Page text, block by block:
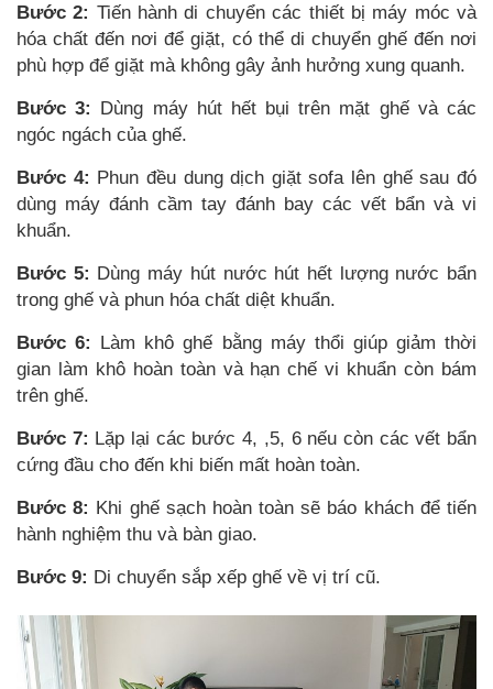
Bước 2: Tiến hành di chuyển các thiết bị máy móc và
hóa chất đến nơi để giặt, có thể di chuyển ghế đến nơi
phù hợp để giặt mà không gây ảnh hưởng xung quanh.
Bước 3:
Dùng máy hút hết bụi trên mặt ghế và các
ngóc ngách của ghế.
Bước 4: Phun đều dung dịch giặt sofa lên ghế sau đó
dùng máy đánh cầm tay đánh bay các vết bẩn và vi
khuẩn.
Bước 5: Dùng máy hút nước hút hết lượng nước bẩn
trong ghế và phun hóa chất diệt khuẩn.
Bước 6:
Làm khô ghế bằng máy thổi giúp giảm thời
gian làm khô hoàn toàn và hạn chế vi khuẩn còn bám
trên ghế.
Bước 7: Lặp lại các bước 4, ,5, 6 nếu còn các vết bẩn
cứng đầu cho đến khi biến mất hoàn toàn.
Bước 8: Khi ghế sạch hoàn toàn sẽ báo khách để tiến
hành nghiệm thu và bàn giao.
Bước 9: Di chuyển sắp xếp ghế về vị trí cũ.